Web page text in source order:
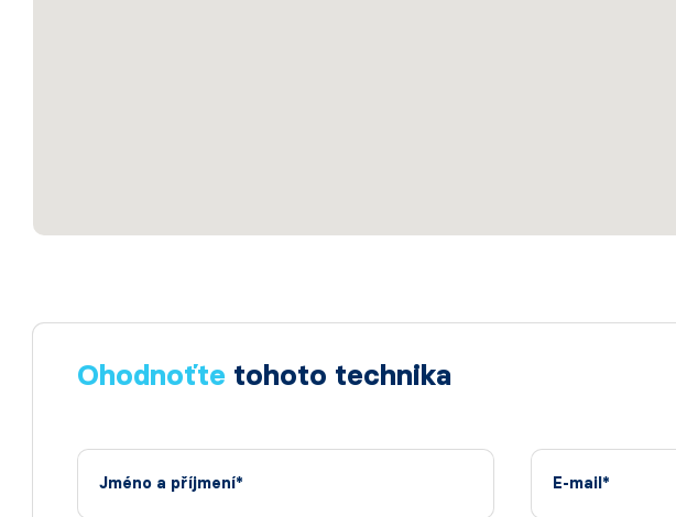
Ohodnoťte tohoto technika
Jméno a příjmení* E-mail*